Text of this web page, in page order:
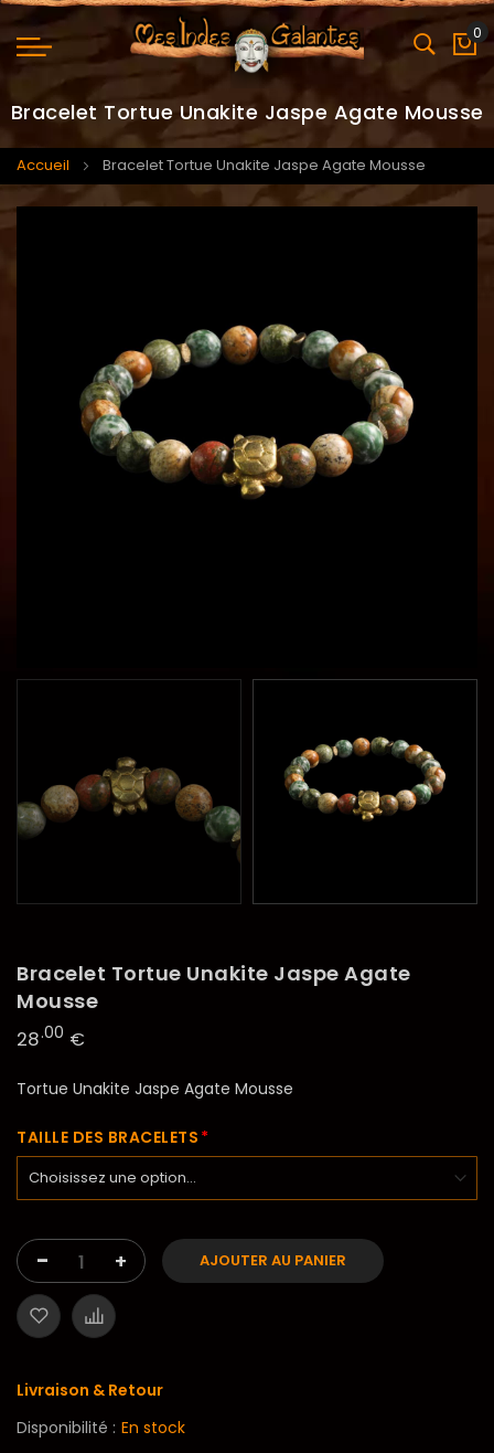
0
Bracelet Tortue Unakite Jaspe Agate Mousse
Accueil Bracelet Tortue Unakite Jaspe Agate Mousse
Bracelet Tortue Unakite Jaspe Agate
Mousse
28.00 €
Tortue Unakite Jaspe Agate Mousse
TAILLE DES BRACELETS
- + AJOUTER AU PANIER
Livraison & Retour
Disponibilité : En stock